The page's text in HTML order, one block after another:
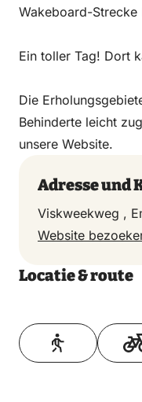
Wakeboard-Strecke
Ein toller Tag! Dort
Die
Behinderte leicht
unsere Website.
Adresse und
Viskweekweg ,
Website
Locatie & route